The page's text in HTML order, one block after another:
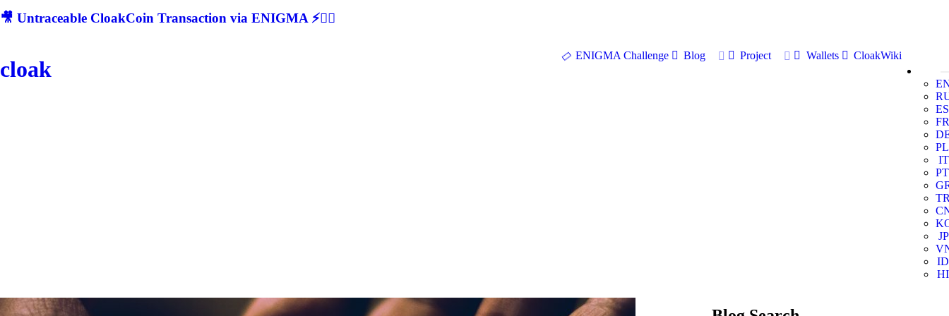
🎥 Untraceable CloakCoin Transaction via ENIGMA ⚡🕵‍♂
cloak
ENIGMA Challenge Blog Project Wallets
CloakWiki
ES
FR
PL
IT
PT
JP
ID
HI